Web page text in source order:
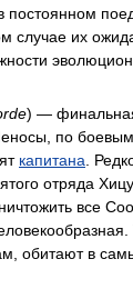
постоянном
случае их
) —
по
капитана .
отряда
все
обитают в